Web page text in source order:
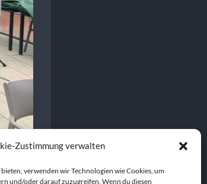
Zustimmung verwalten
verwenden wir Technologien wie Cookies, um
und/oder darauf zuzugreifen. Wenn du diesen